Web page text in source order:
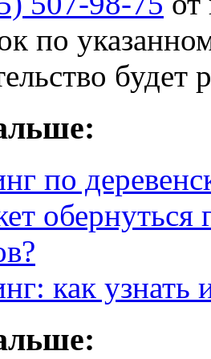
по
будет
по
обернуться
как узнать